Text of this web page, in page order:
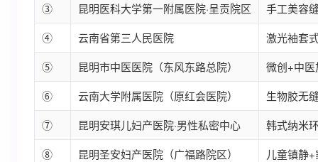
③
昆明医科大学第一附属医院·呈贡院区
手工美容
④
云南省第三人民医院
激光袖套
⑤
昆明市中医医院（东风东路总院）
微创+中
⑥
云南大学附属医院（原红会医院）
生物胶无
⑦
昆明安琪儿妇产医院·男性私密中心
韩式纳米
⑧
昆明圣安妇产医院（广福路院区）
儿童镇静